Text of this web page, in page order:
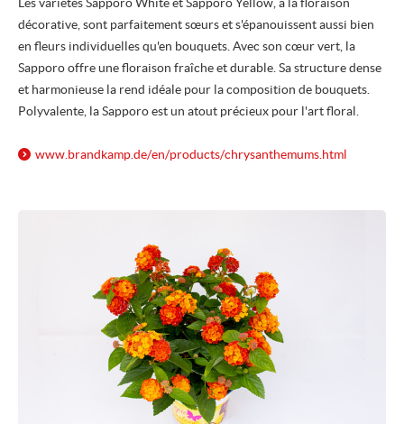
décorative, sont parfaitement sœurs et s'épanouissent aussi bien
en fleurs individuelles qu'en bouquets. Avec son cœur vert, la
Sapporo offre une floraison fraîche et durable. Sa structure dense
et harmonieuse la rend idéale pour la composition de bouquets.
Polyvalente, la Sapporo est un atout précieux pour l'art floral.
www.brandkamp.de/en/products/chrysanthemums.html